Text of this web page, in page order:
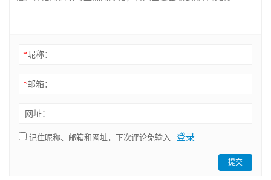
*昵称：
*邮箱：
网址：
记住昵称、邮箱和网址，下次评论免输入 登录
提交